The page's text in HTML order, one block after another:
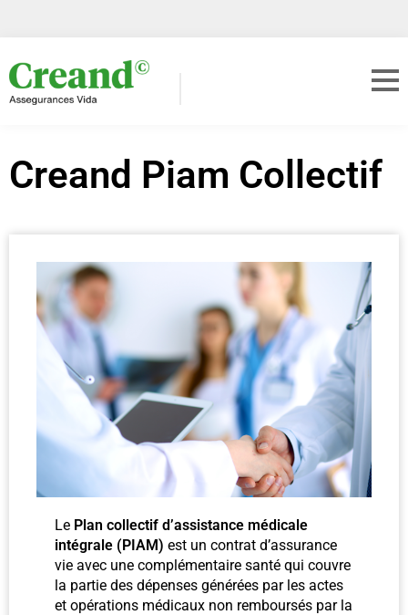
Creand Piam Collectif
Le Plan collectif d’assistance médicale
intégrale (PIAM) est un contrat d’assurance
vie avec une complémentaire santé qui couvre
la partie des dépenses générées par les actes
et opérations médicaux non remboursés par la